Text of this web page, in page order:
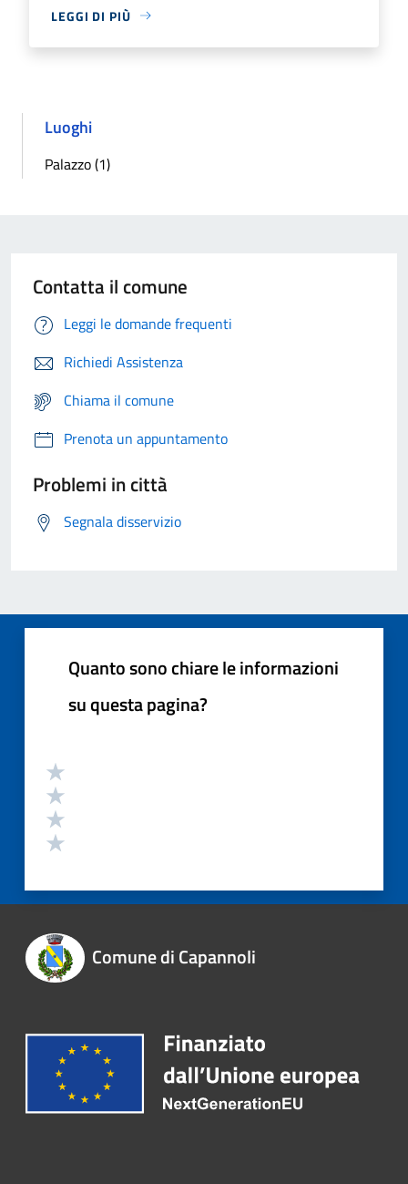
LEGGI DI PIÙ
Luoghi
Palazzo (1)
Contatta il comune
Leggi le domande frequenti
Richiedi Assistenza
Chiama il comune
Prenota un appuntamento
Problemi in città
Segnala disservizio
Quanto sono chiare le informazioni
su questa pagina?
Comune di Capannoli